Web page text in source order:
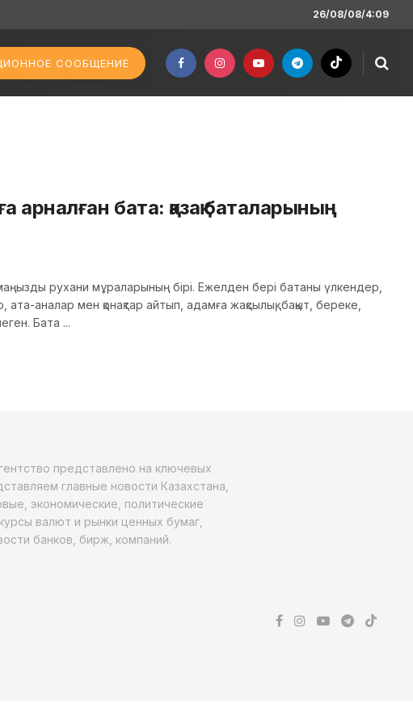
26/08/08/4:09
СООБЩЕНИЕ
арналған бата: қазақ баталарының
маңызды рухани мұраларының бірі. Ежелден бері батаны үлкендер,
ата-аналар мен қонақтар айтып, адамға жақсылық, бақыт, береке,
Бата ...
представлено на ключевых
главные новости Казахстана,
экономические, политические
валют и рынки ценных бумаг,
банков, бирж, компаний.